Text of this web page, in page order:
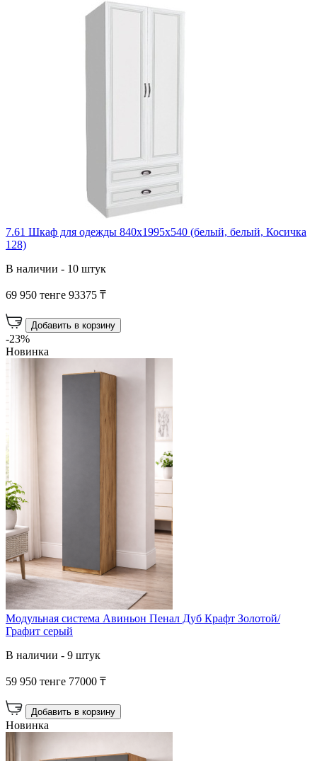
7.61 Шкаф для одежды 840х1995х540 (белый, белый, Косичка
128)
В наличии - 10 штук
69 950 тенге 93375 ₸
Добавить в корзину
-23%
Новинка
Модульная система Авиньон Пенал Дуб Крафт Золотой/
Графит серый
В наличии - 9 штук
59 950 тенге 77000 ₸
Добавить в корзину
Новинка